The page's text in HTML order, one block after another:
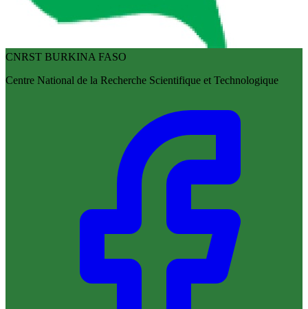
CNRST BURKINA FASO
Centre National de la Recherche Scientifique et Technologique